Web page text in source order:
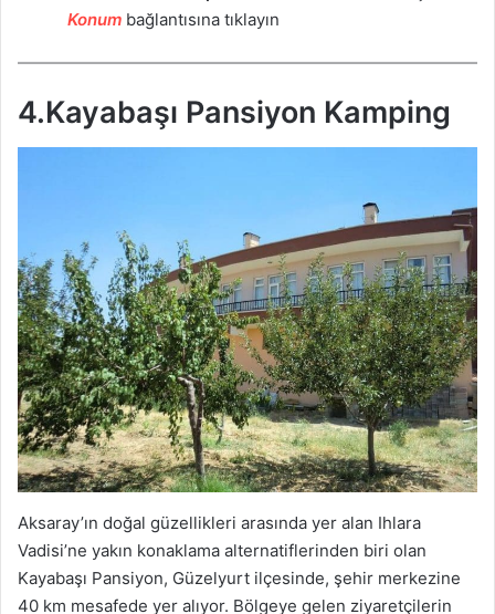
Konum bağlantısına tıklayın
4.Kayabaşı Pansiyon Kamping
Aksaray’ın doğal güzellikleri arasında yer alan Ihlara
Vadisi’ne yakın konaklama alternatiflerinden biri olan
Kayabaşı Pansiyon, Güzelyurt ilçesinde, şehir merkezine
40 km mesafede yer alıyor. Bölgeye gelen ziyaretçilerin